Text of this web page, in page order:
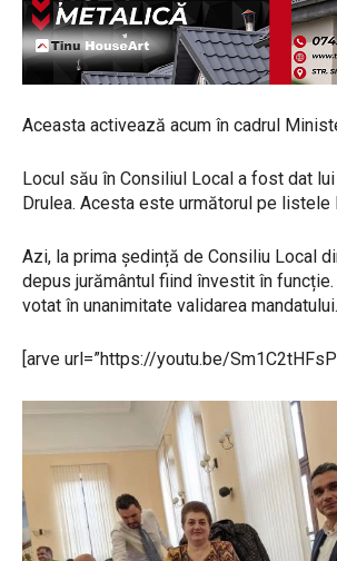
Aceasta activează acum în cadrul
Locul său în Consiliul Local a fost dat
Drulea. Acesta este următorul pe listele
Azi, la prima ședință de Consiliu Local
depus jurământul fiind învestit în
votat în unanimitate validarea mandatului.
[arve url=”https://youtu.be/